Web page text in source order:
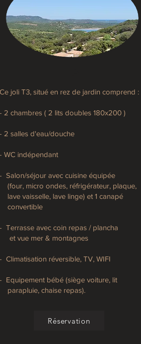
Ce joli T3, situé en rez de jardin comprend :
- 2 chambres ( 2 lits doubles 180x200 )
- 2 salles d'eau/douche
- WC indépendant
- Salon/séjour avec cuisine équipée
(four, micro ondes, réfrigérateur, plaque,
lave vaisselle, lave linge) et 1 canapé
convertible
- Terrasse avec coin repas / plancha
et vue mer & montagnes
- Climatisation réversible, TV, WIFI
- Equipement bébé (siège voiture, lit
parapluie, chaise repas).
Réservation